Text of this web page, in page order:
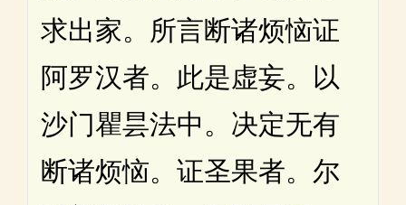
求出家。所言断诸烦恼证
阿罗汉者。此是虚妄。以
沙门瞿昙法中。决定无有
断诸烦恼。证圣果者。尔